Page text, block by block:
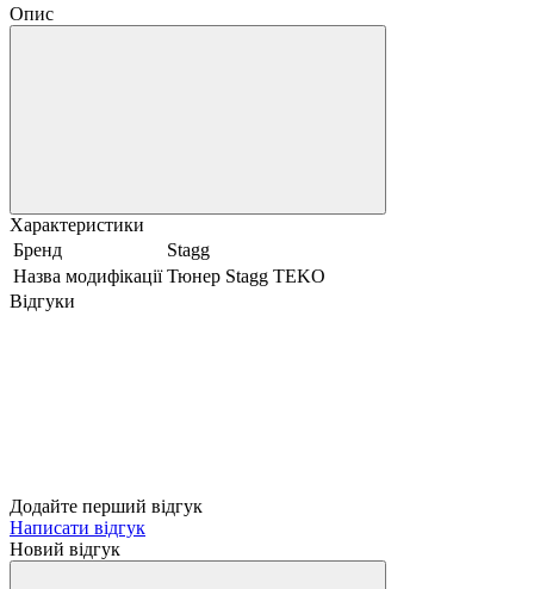
Опис
Характеристики
Бренд
Stagg
Назва модифікації Тюнер Stagg TEKO
Відгуки
Додайте перший відгук
Написати відгук
Новий відгук